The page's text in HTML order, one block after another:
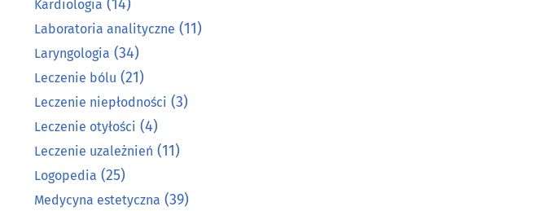
Kardiologia (14)
Laboratoria analityczne (11)
Laryngologia (34)
Leczenie bólu (21)
Leczenie niepłodności (3)
Leczenie otyłości (4)
Leczenie uzależnień (11)
Logopedia (25)
Medycyna estetyczna (39)